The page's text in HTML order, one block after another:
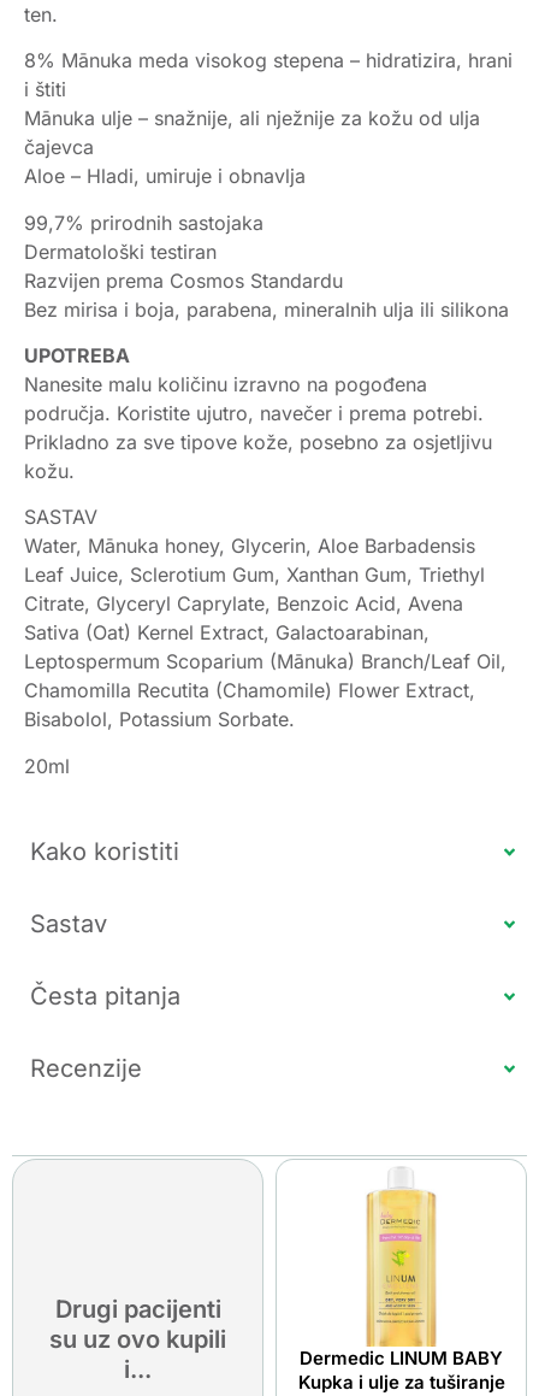
ten.
8% Mānuka meda visokog stepena – hidratizira, hrani
i štiti
Mānuka ulje – snažnije, ali nježnije za kožu od ulja
čajevca​
Aloe – Hladi, umiruje i obnavlja
99,7% prirodnih sastojaka
Dermatološki testiran
Razvijen prema Cosmos Standardu
Bez mirisa i boja, parabena, mineralnih ulja ili silikona
UPOTREBA
Nanesite malu količinu izravno na pogođena
područja. Koristite ujutro, navečer i prema potrebi.
Prikladno za sve tipove kože, posebno za osjetljivu
kožu.
SASTAV
Water, Mānuka honey, Glycerin, Aloe Barbadensis
Leaf Juice, Sclerotium Gum, Xanthan Gum, Triethyl
Citrate, Glyceryl Caprylate, Benzoic Acid, Avena
Sativa (Oat) Kernel Extract, Galactoarabinan,
Leptospermum Scoparium (Mānuka) Branch/Leaf Oil,
Chamomilla Recutita (Chamomile) Flower Extract,
Bisabolol, Potassium Sorbate.
20ml
Kako koristiti
Sastav
Česta pitanja
Recenzije
Drugi pacijenti
su uz ovo kupili
i...
Dermedic LINUM BABY
Kupka i ulje za tuširanje